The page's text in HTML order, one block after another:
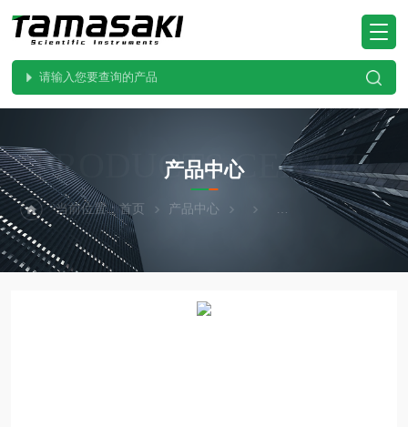
PRODUCTS CENTER
产品中心
当前位置：首页 产品中心 KOMYOKK光明理化